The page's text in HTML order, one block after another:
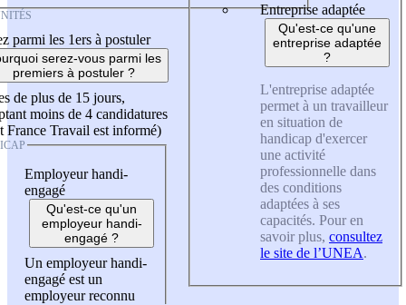
parmi les 1ers à postuler
serez-vous parmi les
premiers à postuler ?
de plus de 15 jours,
moins de 4 candidatures
France Travail est informé)
Employeur handi-
engagé
Qu'est-ce qu'un
employeur handi-
engagé ?
Un employeur handi-
engagé est un
employeur reconnu
Entreprise adaptée
Qu'est-ce qu'une
entreprise adaptée
?
L'entreprise adaptée
permet à un travailleur
en situation de
handicap d'exercer
une activité
professionnelle dans
des conditions
adaptées à ses
capacités. Pour en
savoir plus, consultez
le site de l’UNEA.